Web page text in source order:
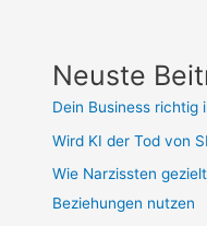
Neuste
Dein Business richtig
Wird KI der Tod von
Wie Narzissten
Beziehungen nutzen